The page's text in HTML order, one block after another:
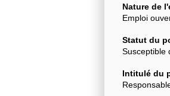
Nature de
Emploi
Statut du
Susceptible
Intitulé du